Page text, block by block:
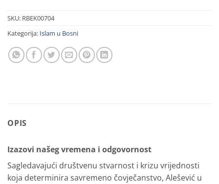
SKU: RBEK00704
Kategorija: Islam u Bosni
OPIS
Izazovi našeg vremena i odgovornost
Sagledavajući društvenu stvarnost i krizu vrijednosti
koja determinira savremeno čovječanstvo, Alešević u